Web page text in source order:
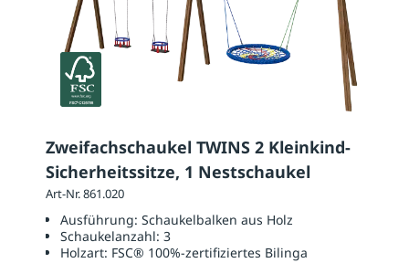
Zweifachschaukel TWINS 2 Kleinkind-
Sicherheitssitze, 1 Nestschaukel
Art-Nr. 861.020
Ausführung: Schaukelbalken aus Holz
Schaukelanzahl: 3
Holzart: FSC® 100%-zertifiziertes Bilinga